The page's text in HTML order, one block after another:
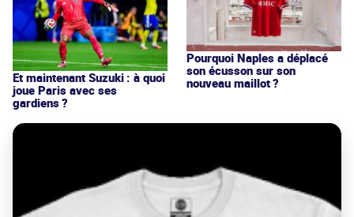
Et maintenant Suzuki : à quoi
joue Paris avec ses
gardiens ?
Pourquoi Naples a déplacé
son écusson sur son
nouveau maillot ?